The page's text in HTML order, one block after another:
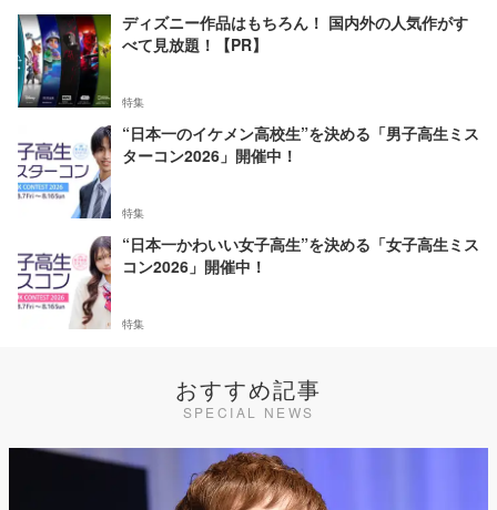
ディズニー作品はもちろん！ 国内外の人気作がす
べて見放題！【PR】
特集
“日本一のイケメン高校生”を決める「男子高生ミス
ターコン2026」開催中！
特集
“日本一かわいい女子高生”を決める「女子高生ミス
コン2026」開催中！
特集
おすすめ記事
SPECIAL NEWS